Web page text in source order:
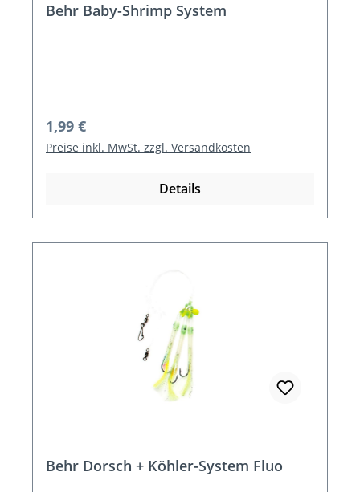
Behr Baby-Shrimp System
Regulärer Preis:
1,99 €
Preise inkl. MwSt. zzgl. Versandkosten
Details
Behr Dorsch + Köhler-System Fluo